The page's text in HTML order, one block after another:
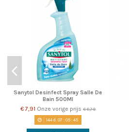
Sanytol Desinfect Spray Salle De
Bain 500Ml
€ 7,91 Onze vorige prijs € 8,79
144d. 07 :05:45